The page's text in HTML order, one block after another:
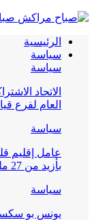
الرئيسية
سياسة
سياسة
الاتحاد
العام لفرع
سياسة
عامل إقليم
بأزيد من 27 مليون درهم احتفاءً…
سياسة
يونس بو